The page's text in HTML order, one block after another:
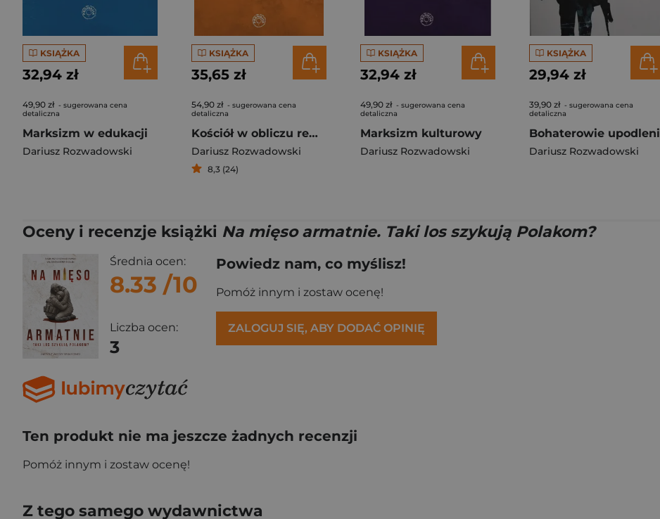
KSIĄŻKA
32,94 zł
49,90 zł - sugerowana cena
detaliczna
Marksizm w edukacji
Dariusz Rozwadowski
KSIĄŻKA
35,65 zł
54,90 zł - sugerowana cena
detaliczna
Kościół w obliczu rewolucji Marksistowski marsz przez instytucje kościoła katolickiego
Dariusz Rozwadowski
8,3 (24)
KSIĄŻKA
32,94 zł
49,90 zł - sugerowana cena
detaliczna
Marksizm kulturowy
Dariusz Rozwadowski
KSIĄŻKA
29,94 zł
39,90 zł - sugerowana cena
detaliczna
Bohaterowie upodleni
Dariusz Rozwadowski
Oceny i recenzje książki Na mięso armatnie. Taki los szykują Polakom?
Średnia ocen:
8.33 /10
Liczba ocen:
3
Powiedz nam, co myślisz!
Pomóż innym i zostaw ocenę!
ZALOGUJ SIĘ, ABY DODAĆ OPINIĘ
Ten produkt nie ma jeszcze żadnych recenzji
Pomóż innym i zostaw ocenę!
Z tego samego wydawnictwa